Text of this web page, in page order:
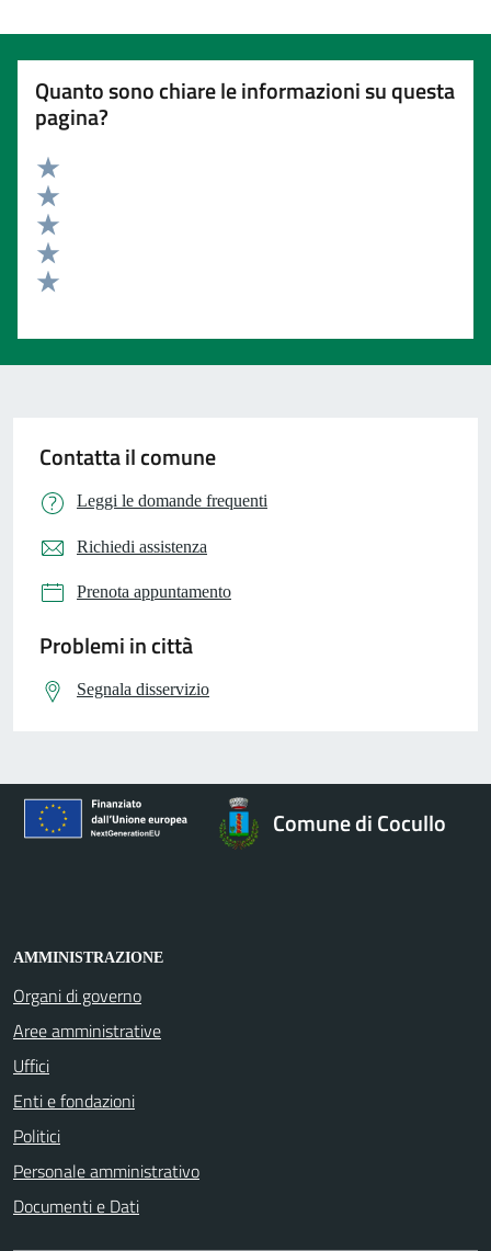
Quanto sono chiare le informazioni su questa
pagina?
Valuta 5 stelle su 5
Valuta 4 stelle su 5
Valuta 3 stelle su 5
Valuta 2 stelle su 5
Contatta il comune
Leggi le domande frequenti
Richiedi assistenza
Prenota appuntamento
Problemi in città
Segnala disservizio
Comune di Cocullo
AMMINISTRAZIONE
Organi di governo
Aree amministrative
Uffici
Enti e fondazioni
Politici
Personale amministrativo
Documenti e Dati